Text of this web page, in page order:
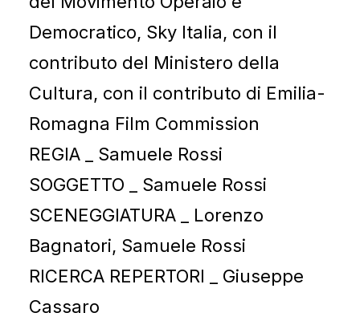
Democratico, Sky Italia, con il
contributo del Ministero della
Cultura, con il contributo di Emilia-
Romagna Film Commission
REGIA _ Samuele Rossi
SOGGETTO _ Samuele Rossi
SCENEGGIATURA _ Lorenzo
Bagnatori, Samuele Rossi
RICERCA REPERTORI _ Giuseppe
Cassaro